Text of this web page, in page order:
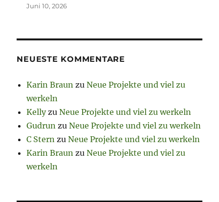
Juni 10, 2026
NEUESTE KOMMENTARE
Karin Braun zuNeue Projekte und viel zu
werkeln
KellyzuNeue Projekte und viel zu werkeln
Gudrun zuNeue Projekte und viel zu werkeln
C Stern zuNeue Projekte und viel zu werkeln
Karin Braun zuNeue Projekte und viel zu
werkeln